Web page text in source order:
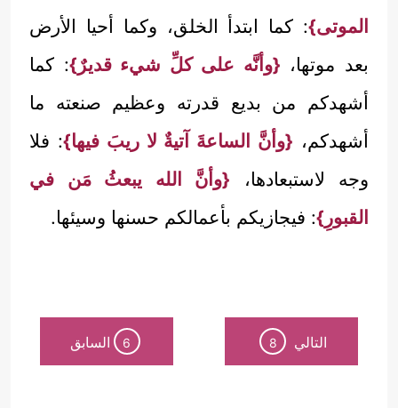
الموتى}: كما ابتدأ الخلق، وكما أحيا الأرض
بعد موتها، {وأنَّه على كلِّ شيء قديرٌ}: كما
أشهدكم من بديع قدرته وعظيم صنعته ما
أشهدكم، {وأنَّ الساعةَ آتيةٌ لا ريبَ فيها}: فلا
وجه لاستبعادها، {وأنَّ الله يبعثُ مَن في
القبورِ}: فيجازيكم بأعمالكم حسنها وسيئها.
التالي 8
6 السابق